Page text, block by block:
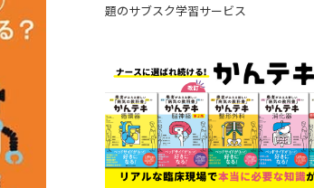
題のサブスク学習サービス